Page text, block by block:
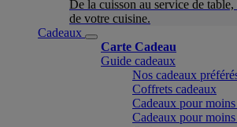
De la cuisson au service de
de votre cuisine.
Cadeaux
Carte Cadeau
Guide cadeaux
Nos cadeaux
Coffrets cadeaux
Cadeaux pour
Cadeaux pour